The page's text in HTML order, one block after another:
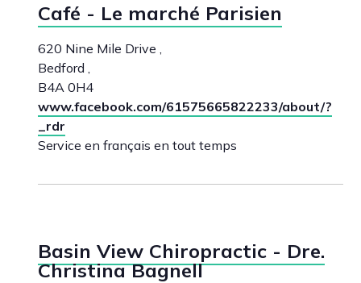
Café - Le marché Parisien
620 Nine Mile Drive ,
Bedford ,
B4A 0H4
www.facebook.com/61575665822233/about/?
_rdr
Service en français en tout temps
Basin View Chiropractic - Dre.
Christina Bagnell